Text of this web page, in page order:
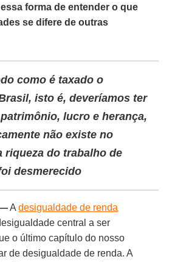
forma de entender o que
se difere de outras
como é taxado o
isto é, deveríamos ter
lucro e herança,
não existe no
riqueza do trabalho de
desmerecido
—Adesigualdade de renda
central a ser
o último capítulo do nosso
de desigualdade de renda. A